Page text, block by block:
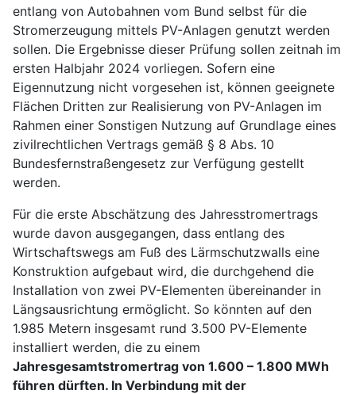
entlang von Autobahnen vom Bund selbst für die
Stromerzeugung mittels PV-Anlagen genutzt werden
sollen. Die Ergebnisse dieser Prüfung sollen zeitnah im
ersten Halbjahr 2024 vorliegen. Sofern eine
Eigennutzung nicht vorgesehen ist, können geeignete
Flächen Dritten zur Realisierung von PV-Anlagen im
Rahmen einer Sonstigen Nutzung auf Grundlage eines
zivilrechtlichen Vertrags gemäß § 8 Abs. 10
Bundesfernstraßengesetz zur Verfügung gestellt
werden.
Für die erste Abschätzung des Jahresstromertrags
wurde davon ausgegangen, dass entlang des
Wirtschaftswegs am Fuß des Lärmschutzwalls eine
Konstruktion aufgebaut wird, die durchgehend die
Installation von zwei PV-Elementen übereinander in
Längsausrichtung ermöglicht. So könnten auf den
1.985 Metern insgesamt rund 3.500 PV-Elemente
installiert werden, die zu einem
Jahresgesamtstromertrag von 1.600 – 1.800 MWh
führen dürften. In Verbindung mit der